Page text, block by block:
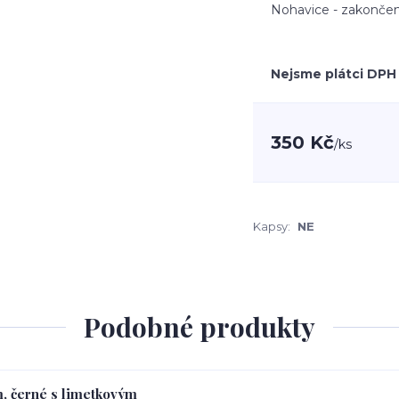
Nohavice -
Nejsme plátci DPH
350 Kč/ks
Kapsy: NE
Podobné produkty
černé s limetkovým